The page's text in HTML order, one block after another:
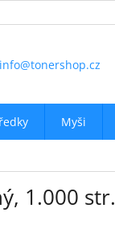
info@tonershop.cz
Myši
1.000 str.